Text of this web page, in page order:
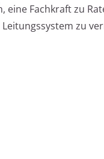
eine Fachkraft zu
zu